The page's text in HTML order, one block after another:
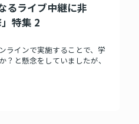
るライブ中継に非
特集 2
ラインで実施することで、学
？と懸念をしていましたが、